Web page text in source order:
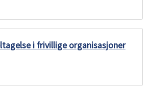
i frivillige organisasjoner